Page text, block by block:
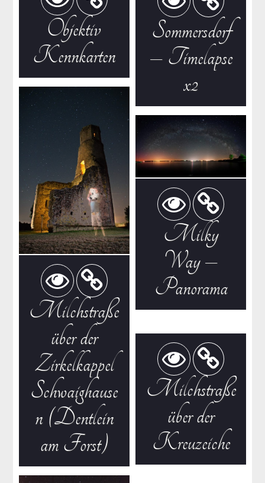
Objektiv
Kennkarten
Sommersdorf
– Timelapse
x2
Milchstraße
über der
Zirkelkappel
Schwaighause
n (Dentlein
am Forst)
Milky
Way –
Panorama
Milchstraße
über der
Kreuzeiche